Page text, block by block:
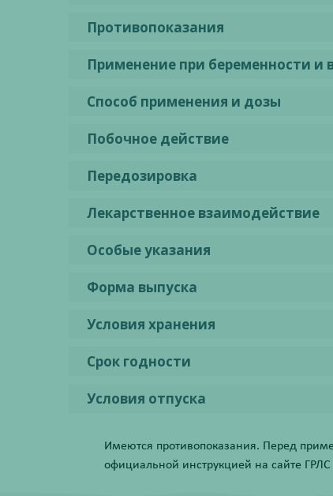
Противопоказания
Применение при беременности и
Способ применения и дозы
Побочное действие
Передозировка
Лекарственное взаимодействие
Особые указания
Форма выпуска
Условия хранения
Срок годности
Условия отпуска
Имеются противопоказания. Перед
официальной инструкцией на сайте